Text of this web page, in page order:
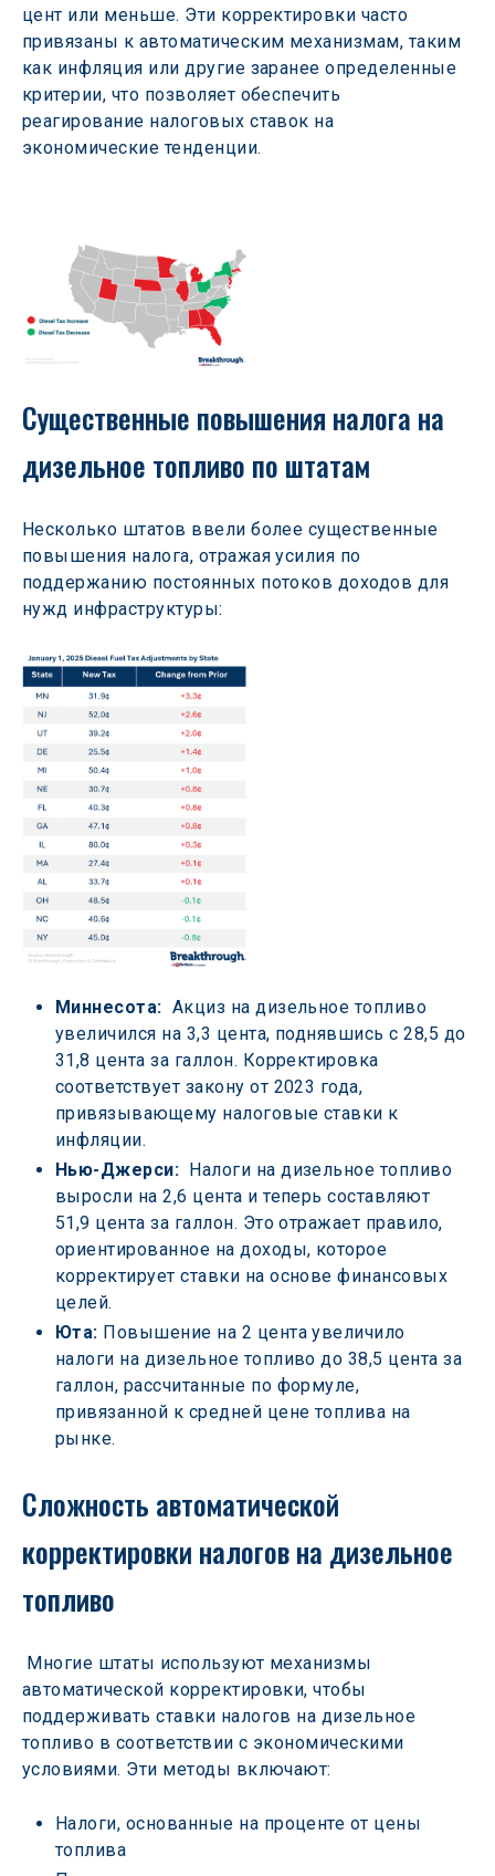
цент или меньше. Эти корректировки часто
привязаны к автоматическим механизмам, таким
как инфляция или другие заранее определенные
критерии, что позволяет обеспечить
реагирование налоговых ставок на
экономические тенденции.
Существенные повышения налога на
дизельное топливо по штатам
Несколько штатов ввели более существенные
повышения налога, отражая усилия по
поддержанию постоянных потоков доходов для
нужд инфраструктуры:
Миннесота: Акциз на дизельное топливо
увеличился на 3,3 цента, поднявшись с 28,5 до
31,8 цента за галлон. Корректировка
соответствует закону от 2023 года,
привязывающему налоговые ставки к
инфляции.
Нью-Джерси: Налоги на дизельное топливо
выросли на 2,6 цента и теперь составляют
51,9 цента за галлон. Это отражает правило,
ориентированное на доходы, которое
корректирует ставки на основе финансовых
целей.
Юта: Повышение на 2 цента увеличило
налоги на дизельное топливо до 38,5 цента за
галлон, рассчитанные по формуле,
привязанной к средней цене топлива на
рынке.
Сложность автоматической
корректировки налогов на дизельное
топливо
автоматической корректировки, чтобы
поддерживать ставки налогов на дизельное
топливо в соответствии с экономическими
условиями. Эти методы включают:
Налоги, основанные на проценте от цены
топлива